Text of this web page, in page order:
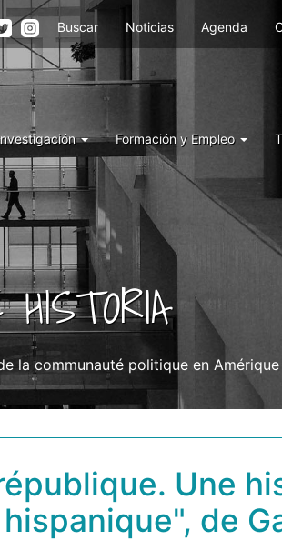
Buscar Noticias Agenda
Formación y Empleo
la communauté politique en
Une
de